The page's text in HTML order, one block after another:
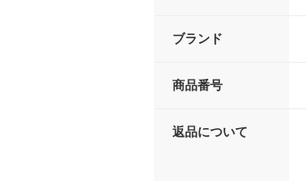
ブランド
商品番号
返品について